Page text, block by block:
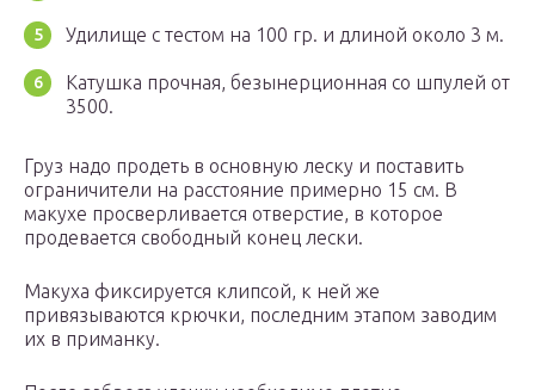
Удилище с тестом на 100 гр. и длиной около 3 м.
Катушка прочная, безынерционная со шпулей от
3500.
Груз надо продеть в основную леску и поставить
ограничители на расстояние примерно 15 см. В
макухе просверливается отверстие, в которое
продевается свободный конец лески.
Макуха фиксируется клипсой, к ней же
привязываются крючки, последним этапом заводим
их в приманку.